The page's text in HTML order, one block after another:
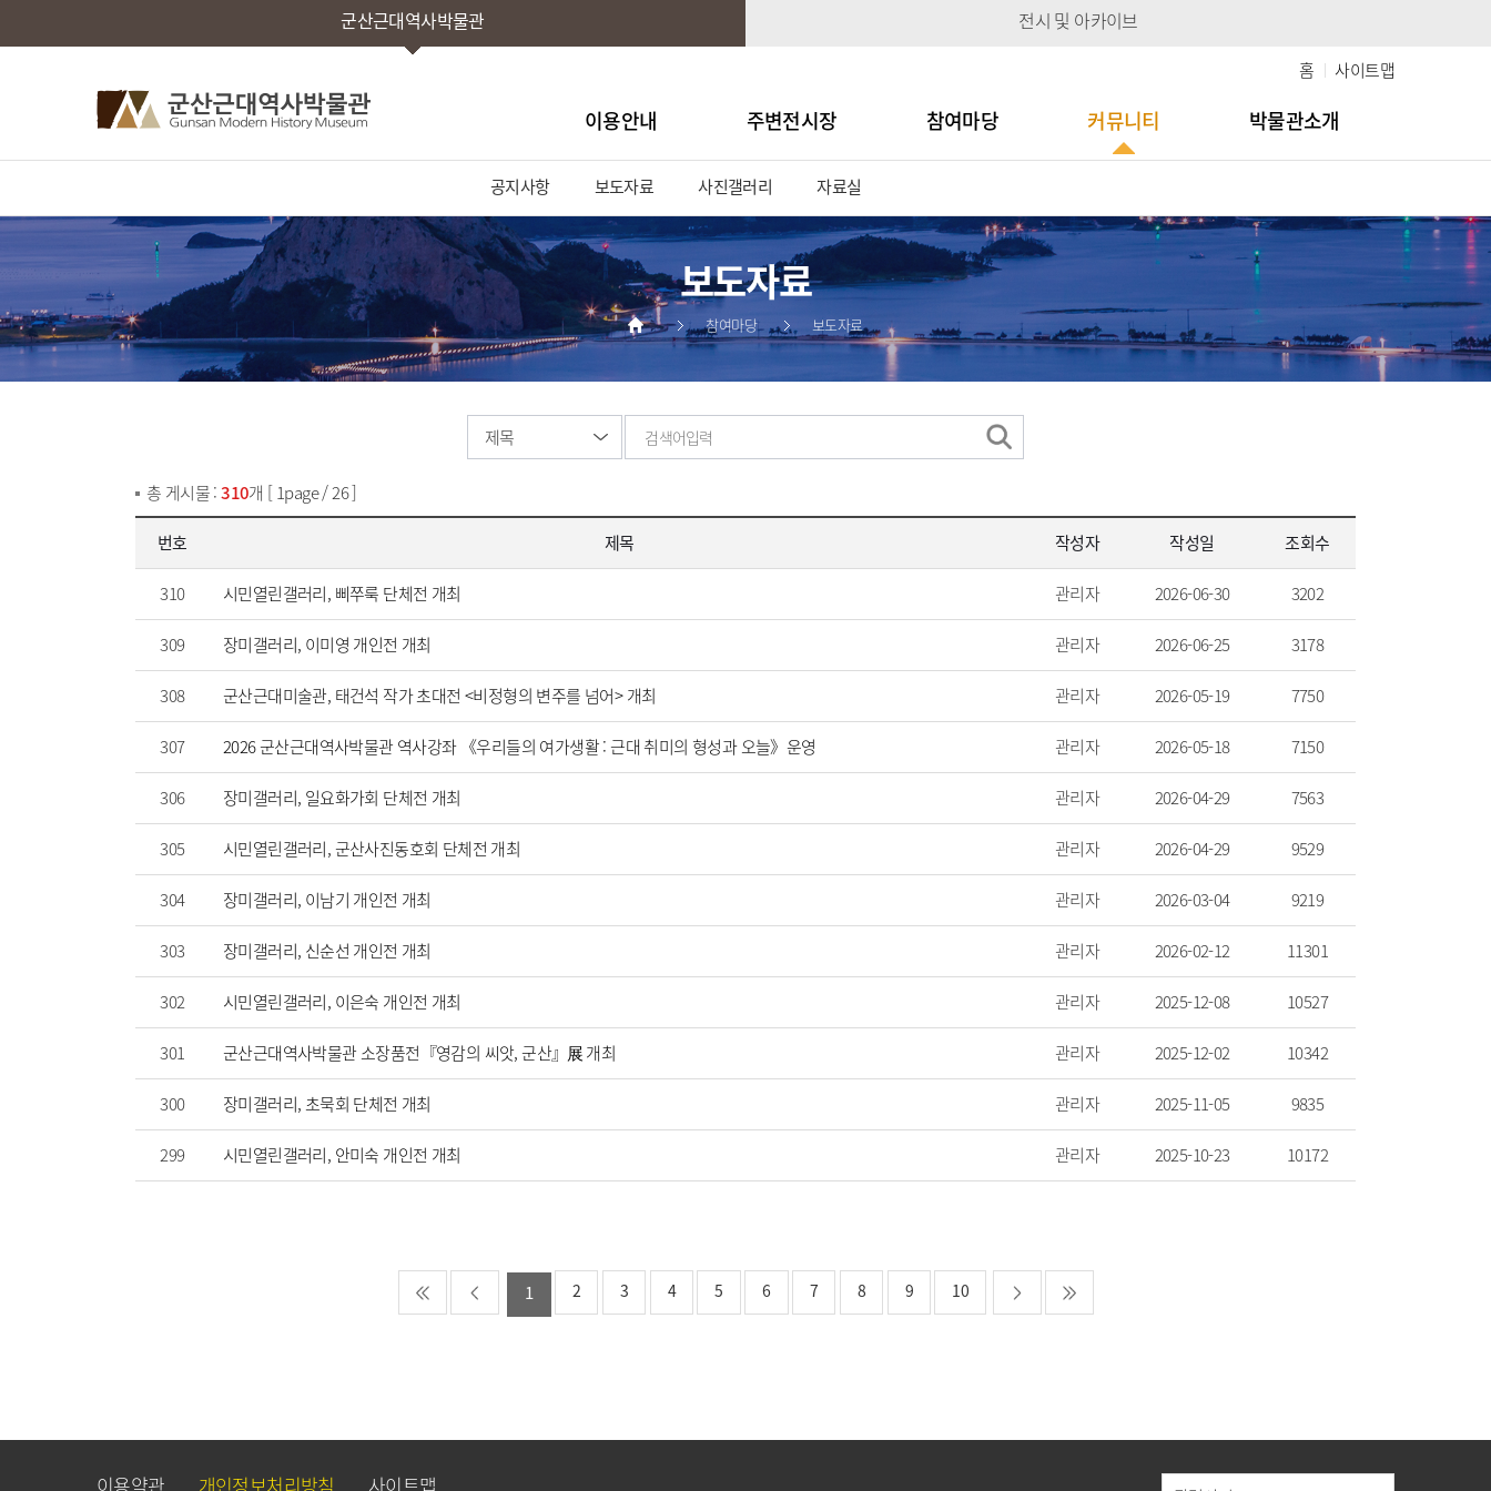
군산근대역사박물관 전시 및 아카이브
홈 사이트맵
이용안내 주변전시장 참여마당 커뮤니티 박물관소개
공지사항 보도자료 사진갤러리 자료실
보도자료
참여마당 보도자료
총 게시물 :310개 [ 1page / 26 ]
번호 제목 작성자 작성일 조회수
310 시민열린갤러리, 삐쭈룩 단체전 개최 관리자 2026-06-30 3202
309 장미갤러리, 이미영 개인전 개최 관리자 2026-06-25 3178
308 군산근대미술관, 태건석 작가 초대전 <비정형의 변주를 넘어> 개최 관리자 2026-05-19 7750
307 2026 군산근대역사박물관 역사강좌 《우리들의 여가생활 : 근대 취미의 형성과 오늘》운영 관리자 2026-05-18 7150
306 장미갤러리, 일요화가회 단체전 개최 관리자 2026-04-29 7563
305 시민열린갤러리, 군산사진동호회 단체전 개최 관리자 2026-04-29 9529
304 장미갤러리, 이남기 개인전 개최 관리자 2026-03-04 9219
303 장미갤러리, 신순선 개인전 개최 관리자 2026-02-12 11301
302 시민열린갤러리, 이은숙 개인전 개최 관리자 2025-12-08 10527
301 군산근대역사박물관 소장품전『영감의 씨앗, 군산』展 개최 관리자 2025-12-02 10342
300 장미갤러리, 초묵회 단체전 개최 관리자 2025-11-05 9835
299 시민열린갤러리, 안미숙 개인전 개최 관리자 2025-10-23 10172
1 2 3 4 5 6 7 8 9 10
이용약관 개인정보처리방침 사이트맵